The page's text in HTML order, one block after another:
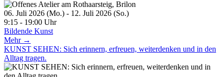
06. Juli 2026 (Mo.) - 12. Juli 2026 (So.)
9:15 - 19:00 Uhr
Bildende Kunst
Mehr →
KUNST SEHEN: Sich erinnern, erfreuen, weiterdenken und in den
Alltag tragen.